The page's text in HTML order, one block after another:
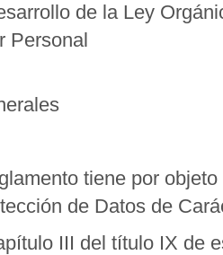
de la Ley
Personal
tiene por
de Datos de
III del título IX de